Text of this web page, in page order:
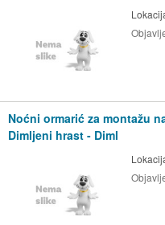
Noćni ormarić za montažu
Dimljeni hrast - Diml